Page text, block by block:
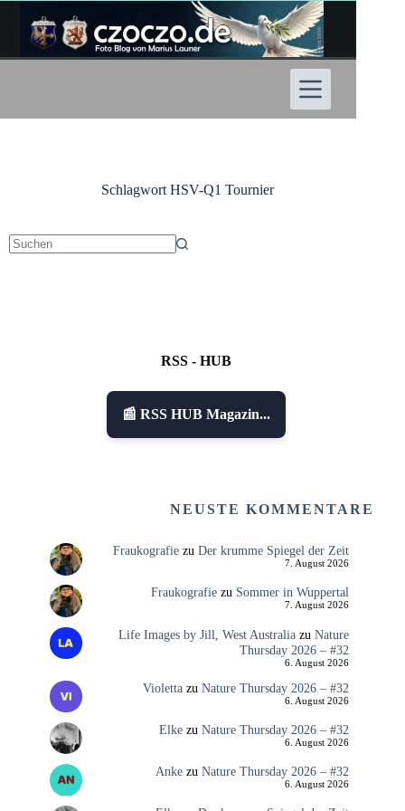
Inhalt
springen
SchlagwortHSV-Q1 Tournier
RSS - HUB
📰 RSS HUB Magazin...
NEUSTE KOMMENTARE
Fraukografiezu Der krumme Spiegel der Zeit
7. August 2026
Fraukografiezu Sommer in Wuppertal
7. August 2026
Life Images by Jill, West Australiazu Nature
Thursday 2026 – #32
6. August 2026
Violettazu Nature Thursday 2026 – #32
6. August 2026
Elkezu Nature Thursday 2026 – #32
6. August 2026
Ankezu Nature Thursday 2026 – #32
6. August 2026